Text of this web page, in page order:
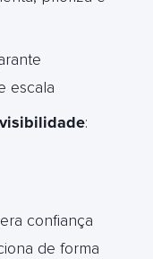
escala
:
confiança
de forma